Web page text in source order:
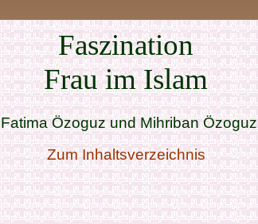
Faszination
Frau im Islam
Fatima Özoguz und Mihriban Özoguz
Zum Inhaltsverzeichnis